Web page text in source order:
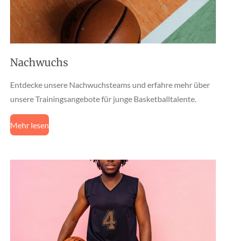
Nachwuchs
Entdecke unsere Nachwuchsteams und erfahre mehr über
unsere Trainingsangebote für junge Basketballtalente.
Mehr lesen